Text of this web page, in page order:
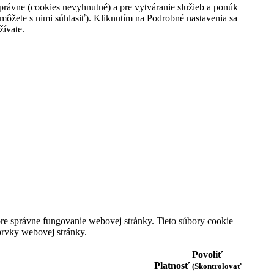
359,00 €
Vložiť do košíka
Dom hodín MAX
Karadžičova 10
(stará adresa Vajnorská 47)
(cookies nevyhnutné) a pre vytváranie služieb a ponúk
s nimi súhlasiť). Kliknutím na Podrobné nastavenia sa
správne fungovanie webovej stránky. Tieto súbory cookie
webovej stránky.
Platnosť
Povoliť
(Skontrolovať